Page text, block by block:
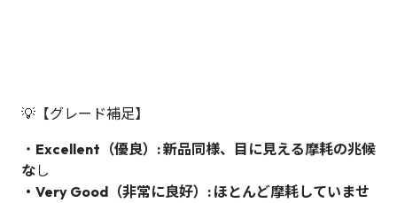
💡【グレード補足】
・ Excellent（優良）: 新品同様、目に見える摩耗の兆候
なし
・Very Good（非常に良好）: ほとんど摩耗していませ